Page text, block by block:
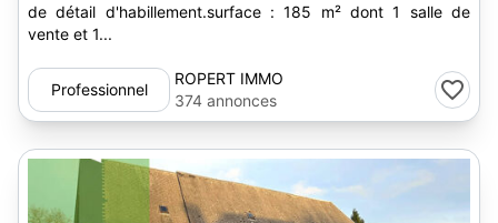
de détail d'habillement.surface : 185 m² dont 1 salle de
vente et 1...
Professionnel
ROPERT IMMO
374 annonces